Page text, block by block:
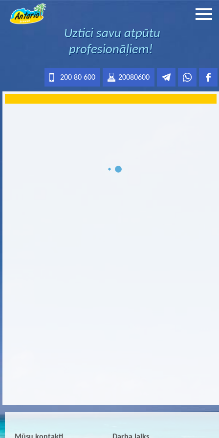
Uztici savu atpūtu
profesionāļiem!
20080600
200 80 600